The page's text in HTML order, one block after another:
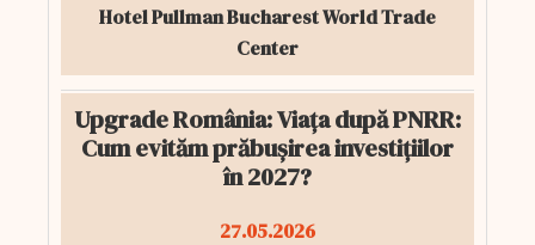
Hotel Pullman Bucharest World Trade
Center
Upgrade România: Viața după PNRR:
Cum evităm prăbușirea investițiilor
în 2027?
27.05.2026